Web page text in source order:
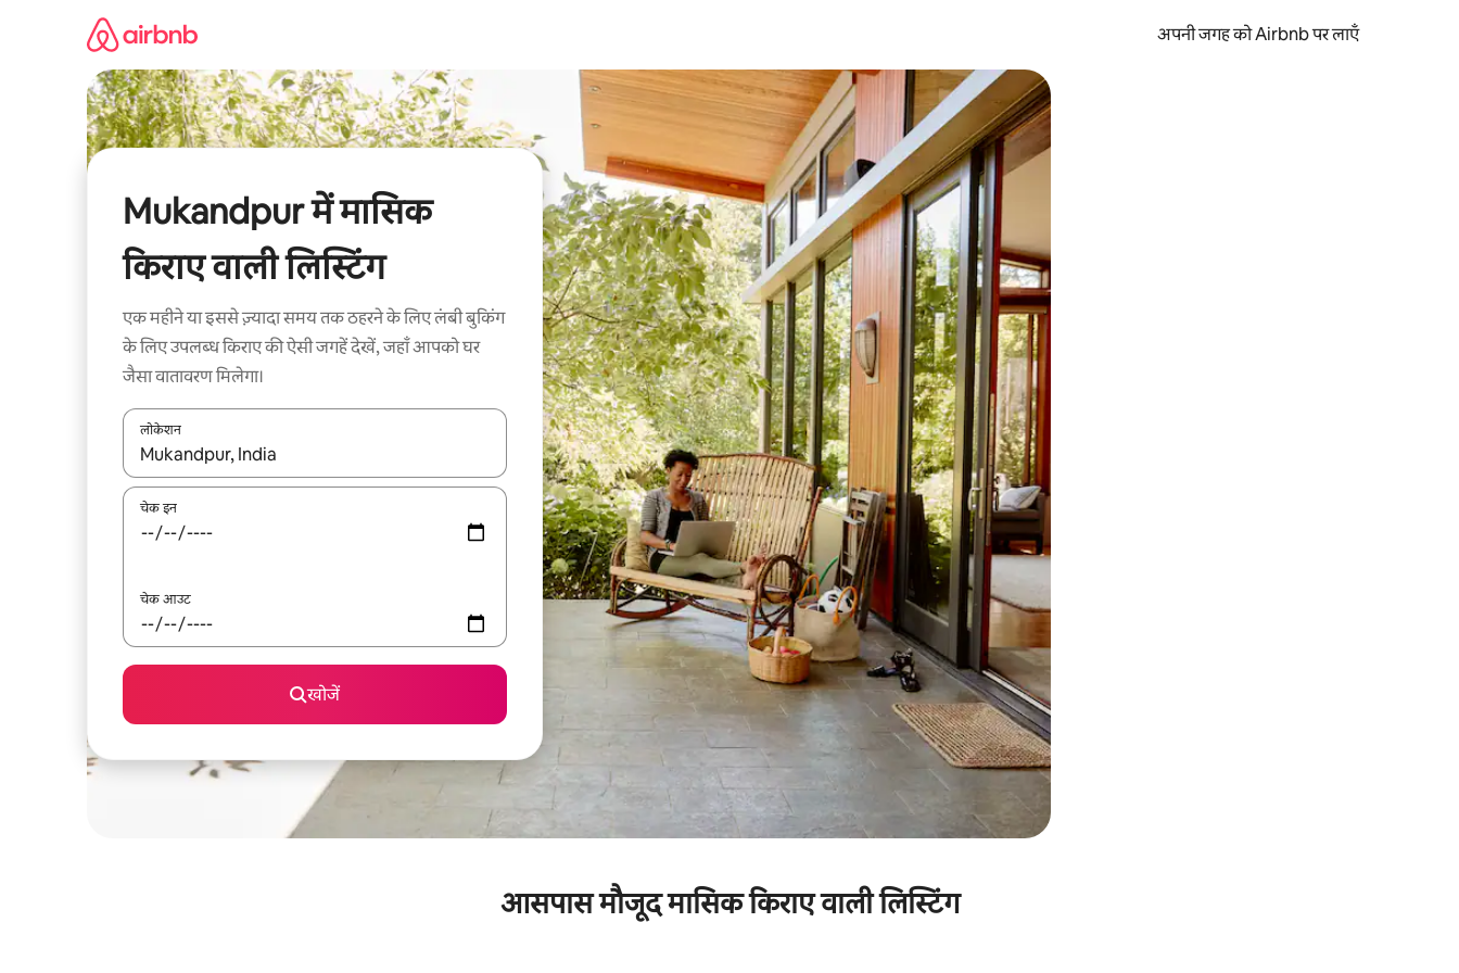
अपनी जगह को Airbnb पर लाएँ
Mukandpur में मासिक
किराए वाली लिस्टिंग
एक महीने या इससे ज़्यादा समय तक ठहरने के लिए लंबी बुकिंग
के लिए उपलब्ध किराए की ऐसी जगहें देखें, जहाँ आपको घर
जैसा वातावरण मिलेगा।
लोकेशन
नतीजों के उपलब्ध होने पर, अप और डाउन 'ऐरो की' का इस्तेमाल करके नेविगेट करें या टच या फिर स्वाइप जेस्चर का इस्तेमाल करके एक्सप्लोर करें।
चेक इन
चेक आउट
खोजें
आसपास मौजूद मासिक किराए वाली लिस्टिंग